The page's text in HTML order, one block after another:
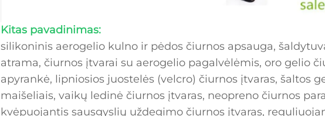
Kitas pavadinimas:
silikoninis aerogelio kulno ir pėdos čiurnos apsauga,
atrama, čiurnos įtvarai su aerogelio pagalvėlėmis, oro gelio
apyrankė, lipniosios juostelės (velcro) čiurnos įtvaras, šaltos
maišeliais, vaikų ledinė čiurnos įtvaras, neopreno čiurnos
kvėpuojantis sausgyslių uždegimo čiurnos įtvaras,